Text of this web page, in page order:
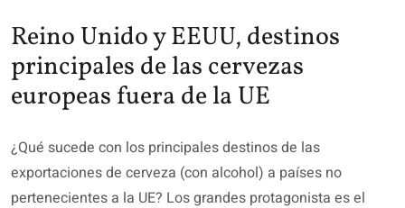
Reino Unido y EEUU, destinos
principales de las cervezas
europeas fuera de la UE
¿Qué sucede con los principales destinos de las
exportaciones de cerveza (con alcohol) a países no
pertenecientes a la UE? Los grandes protagonista es el